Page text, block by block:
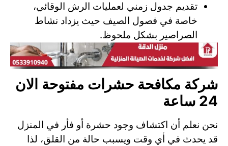
تقديم جدول زمني لعمليات الرش الوقائي،
خاصة في فصول الصيف حيث يزداد نشاط
الصراصير بشكل ملحوظ.
شركة مكافحة حشرات مفتوحة الان
24 ساعة
نحن نعلم أن اكتشاف وجود حشرة أو فأر في المنزل
قد يحدث في أي وقت ويسبب حالة من القلق، لذا